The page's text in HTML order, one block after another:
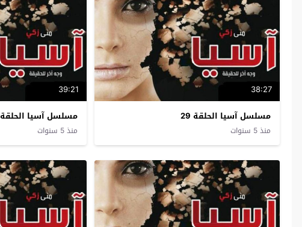
38:27
مسلسل آسيا الحلقة 29
منذ 5 سنوات
39:21
مسلسل آسيا الحلقة 28
منذ 5 سنوات